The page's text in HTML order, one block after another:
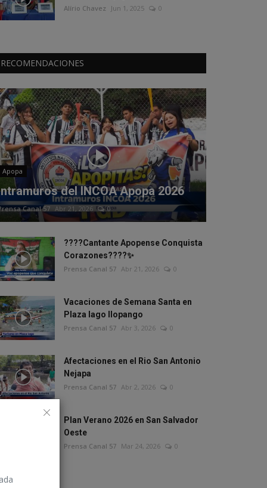
Alírio Chavez Jun 1, 2025 0
RECOMENDACIONES
Apopa
del INCOA Apopa 2026
Canal 57 Abr 21, 2026 0
????Cantante Apopense Conquista
Corazones????✨
Prensa Canal 57 Abr 21, 2026 0
Vacaciones de Semana Santa en
Plaza lago Ilopango
Prensa Canal 57 Abr 3, 2026 0
Afectaciones en el Rio San Antonio
Nejapa
Prensa Canal 57 Abr 2, 2026 0
Plan Verano 2026 en San Salvador
Oeste
Prensa Canal 57 Mar 24, 2026 0